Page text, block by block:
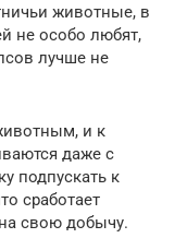
животные, в
не особо любят,
лучше не
и к
даже с
подпускать к
сработает
свою добычу.